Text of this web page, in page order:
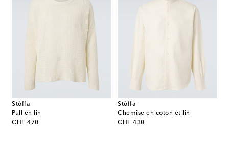
Stòffa
Pull en lin
CHF 470
original price
Stòffa
Chemise en coton et lin
CHF 430
original price